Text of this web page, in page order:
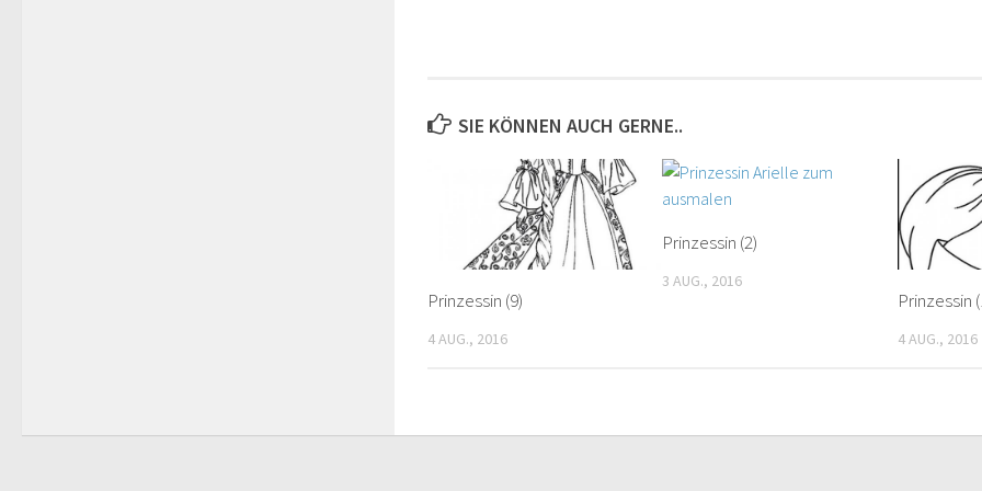
SIE KÖNNEN AUCH GERNE..
Prinzessin (9)
4 AUG., 2016
Prinzessin (2)
3 AUG., 2016
Prinzessin
4 AUG., 2016